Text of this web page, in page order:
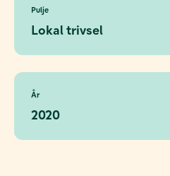
Pulje
Lokal trivsel
År
2020